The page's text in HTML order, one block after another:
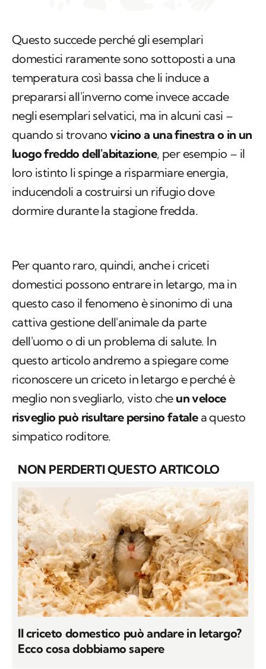
Questo succede perché gli esemplari
domestici raramente sono sottoposti a una
temperatura così bassa che li induce a
prepararsi all'inverno come invece accade
negli esemplari selvatici, ma in alcuni casi –
quando si trovanovicino a una finestra o in un
luogo freddo dell'abitazione, per esempio – il
loro istinto li spinge a risparmiare energia,
inducendoli a costruirsi un rifugio dove
dormire durante la stagione fredda.
Per quanto raro, quindi, anche i criceti
domestici possono entrare in letargo, ma in
questo caso il fenomeno è sinonimo di una
cattiva gestione dell'animale da parte
dell'uomo o di un problema di salute. In
questo articolo andremo a spiegare come
riconoscere un criceto in letargo e perché è
meglio non svegliarlo, visto che un veloce
risveglio può risultare persino fatalea questo
simpatico roditore.
NON PERDERTI QUESTO ARTICOLO
Il criceto domestico può andare in letargo?
Ecco cosa dobbiamo sapere